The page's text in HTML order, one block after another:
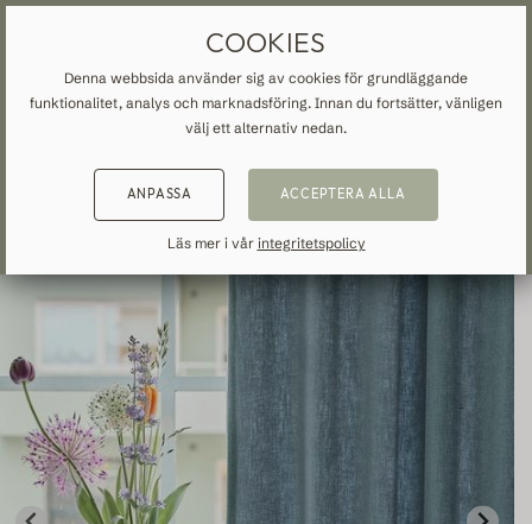
MADE-TO-MEASURE
ALLA GARDINER
Mörkläggande
Linne
Bomull
Trend
ABOUT VEOLIN
Our production
ALLA GARDINER»
COOKIES
Denna webbsida använder sig av cookies för grundläggande
funktionalitet, analys och marknadsföring. Innan du fortsätter, vänligen
välj ett alternativ nedan.
ANPASSA ACCEPTERA ALLA
Läs mer i vår integritetspolicy